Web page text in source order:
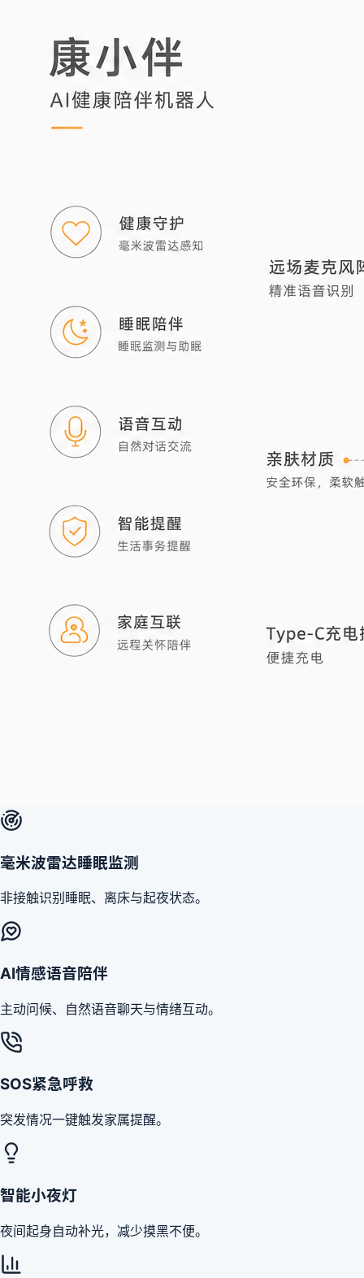
毫米波雷达睡眠监测
非接触识别睡眠、离床与起夜状态。
AI情感语音陪伴
主动问候、自然语音聊天与情绪互动。
SOS紧急呼救
突发情况一键触发家属提醒。
智能小夜灯
夜间起身自动补光，减少摸黑不便。